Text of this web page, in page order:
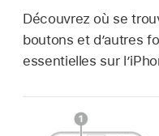
Découvrez où se
boutons et d’autres
essentielles sur